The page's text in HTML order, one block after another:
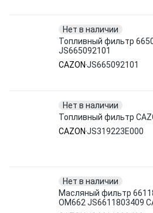
Нет в наличии
Топливный фильтр
JS665092101
CAZON JS665092101
Нет в наличии
Топливный фильтр
CAZON JS319223E000
Нет в наличии
Масляный фильтр
OM662 JS6611803409